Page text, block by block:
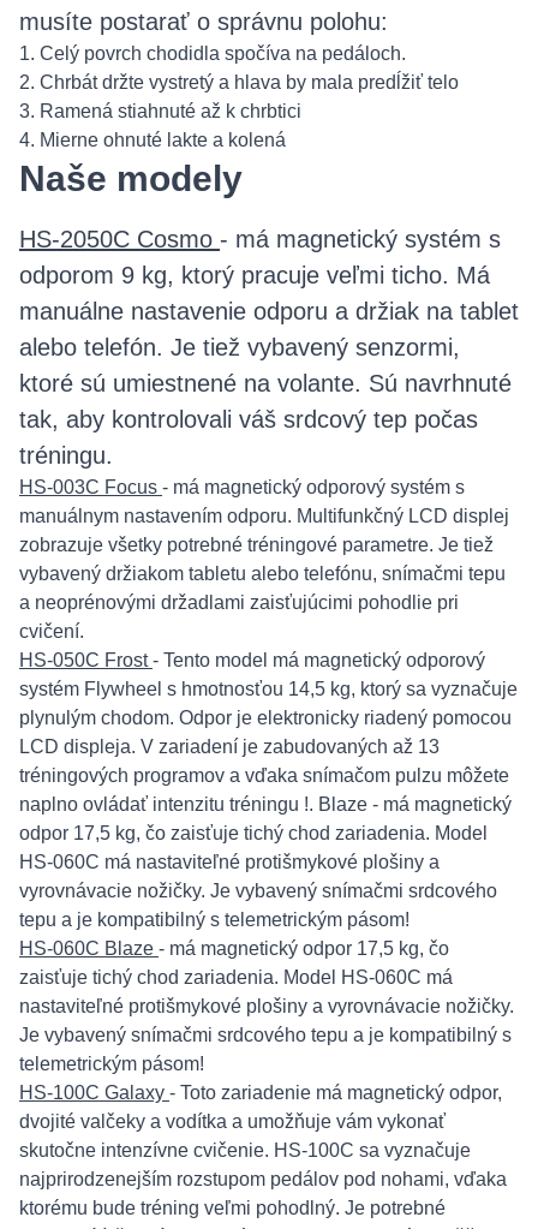
musíte postarať o správnu polohu:
1. Celý povrch chodidla spočíva na pedáloch.
2. Chrbát držte vystretý a hlava by mala predĺžiť telo
3. Ramená stiahnuté až k chrbtici
4. Mierne ohnuté lakte a kolená
Naše modely
HS-2050C Cosmo - má magnetický systém s
odporom 9 kg, ktorý pracuje veľmi ticho. Má
manuálne nastavenie odporu a držiak na tablet
alebo telefón. Je tiež vybavený senzormi,
ktoré sú umiestnené na volante. Sú navrhnuté
tak, aby kontrolovali váš srdcový tep počas
tréningu.
HS-003C Focus - má magnetický odporový systém s
manuálnym nastavením odporu. Multifunkčný LCD displej
zobrazuje všetky potrebné tréningové parametre. Je tiež
vybavený držiakom tabletu alebo telefónu, snímačmi tepu
a neoprénovými držadlami zaisťujúcimi pohodlie pri
cvičení.
HS-050C Frost- Tento model má magnetický odporový
systém Flywheel s hmotnosťou 14,5 kg, ktorý sa vyznačuje
plynulým chodom. Odpor je elektronicky riadený pomocou
LCD displeja. V zariadení je zabudovaných až 13
tréningových programov a vďaka snímačom pulzu môžete
naplno ovládať intenzitu tréningu !. Blaze - má magnetický
odpor 17,5 kg, čo zaisťuje tichý chod zariadenia. Model
HS-060C má nastaviteľné protišmykové plošiny a
vyrovnávacie nožičky. Je vybavený snímačmi srdcového
tepu a je kompatibilný s telemetrickým pásom!
HS-060C Blaze - má magnetický odpor 17,5 kg, čo
zaisťuje tichý chod zariadenia. Model HS-060C má
nastaviteľné protišmykové plošiny a vyrovnávacie nožičky.
Je vybavený snímačmi srdcového tepu a je kompatibilný s
telemetrickým pásom!
HS-100C Galaxy - Toto zariadenie má magnetický odpor,
dvojité valčeky a vodítka a umožňuje vám vykonať
skutočne intenzívne cvičenie. HS-100C sa vyznačuje
najprirodzenejším rozstupom pedálov pod nohami, vďaka
ktorému bude tréning veľmi pohodlný. Je potrebné